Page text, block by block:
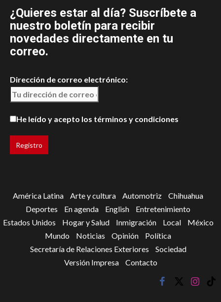
¿Quieres estar al día? Suscríbete a
nuestro boletín para recibir
novedades directamente en tu
correo.
Dirección de correo electrónico:
He leído y acepto los términos y condiciones
América Latina Arte y cultura Automotriz
Chihuahua
Deportes
En agenda English
Entretenimiento
Estados Unidos
Hogar y Salud Inmigración Local
México
Mundo
Noticias Opinión
Política
Secretaría de Relaciones Exteriores
Sociedad
Versión Impresa
Contacto
facebook
twitter
tik